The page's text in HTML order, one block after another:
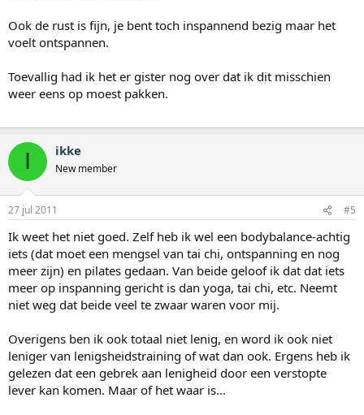
Ook de rust is fijn, je bent toch inspannend bezig maar het
voelt ontspannen.
Toevallig had ik het er gister nog over dat ik dit misschien
weer eens op moest pakken.
I ikke
New member
27 jul 2011 #5
Ik weet het niet goed. Zelf heb ik wel een bodybalance-achtig
iets (dat moet een mengsel van tai chi, ontspanning en nog
meer zijn) en pilates gedaan. Van beide geloof ik dat dat iets
meer op inspanning gericht is dan yoga, tai chi, etc. Neemt
niet weg dat beide veel te zwaar waren voor mij.
Overigens ben ik ook totaal niet lenig, en word ik ook niet
leniger van lenigsheidstraining of wat dan ook. Ergens heb ik
gelezen dat een gebrek aan lenigheid door een verstopte
lever kan komen. Maar of het waar is...